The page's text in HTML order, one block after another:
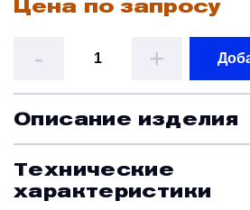
Цена по запросу
- +
Описание изделия
Технические
характеристики
Краны и клапаны